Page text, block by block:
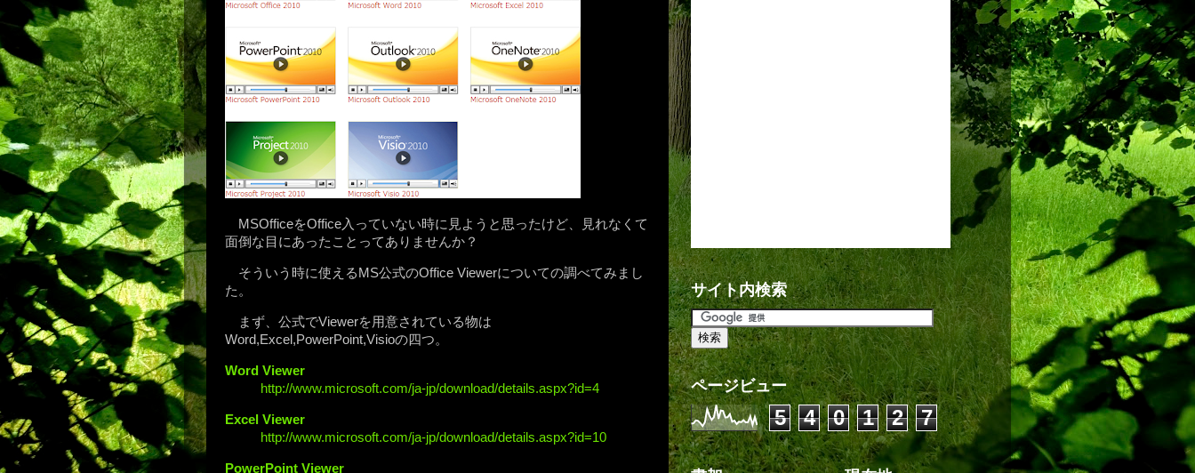
MSOfficeをOffice入っていない時に見ようと思ったけど、見れなくて
面倒な目にあったことってありませんか？
そういう時に使えるMS公式のOffice Viewerについての調べてみまし
た。
まず、公式でViewerを用意されている物は
Word,Excel,PowerPoint,Visioの四つ。
Word Viewer
http://www.microsoft.com/ja-jp/download/details.aspx?id=4
Excel Viewer
http://www.microsoft.com/ja-jp/download/details.aspx?id=10
PowerPoint Viewer
サイト内検索
ページビュー
5 4 0 1 2 7